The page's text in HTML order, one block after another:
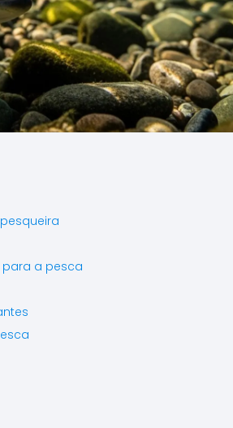
a pesca